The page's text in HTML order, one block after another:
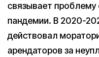
связывает
пандемии. В 2020-
действовал
арендаторов за